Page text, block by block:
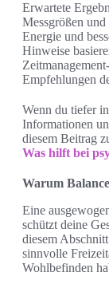
Erwartete
Messgrößen
Energie und
Hinweise
Empfehlungen
Wenn du tiefer
Informationen
diesem Beitrag
Was hilft bei
Warum
Eine
schützt deine
diesem
sinnvolle
Wohlbefinden